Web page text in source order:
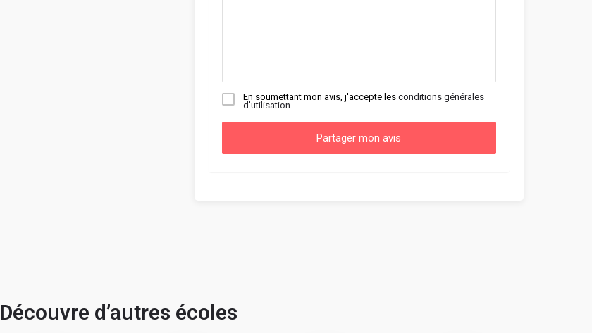
En soumettant mon avis, j'accepte les conditions générales
d'utilisation.
Partager mon avis
Découvre d’autres écoles